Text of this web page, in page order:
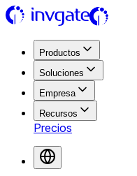
Productos
Soluciones
Empresa
Recursos
Precios